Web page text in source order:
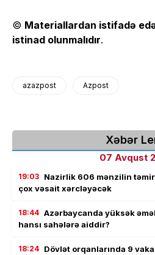
© Materiallardan istifadə
istinad olunmalıdır.
azazpost Azpost
Xəbər
07 Avqust
19:03 Nazirlik 606 mənzilin
çox vəsait xərcləyəcək
18:44 Azərbaycanda yüksək
hansı sahələrə aiddir?
18:24 Dövlət orqanlarında 9